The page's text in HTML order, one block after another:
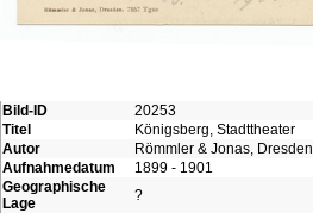
Bild-ID
20253
Titel
Königsberg, Stadttheater
Autor
Römmler & Jonas, Dresden
Aufnahmedatum
1899 - 1901
Geographische
Lage
?